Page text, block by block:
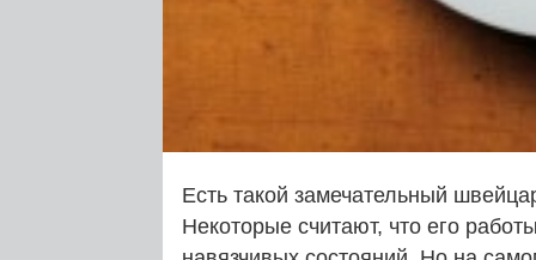
Есть такой замечательный
Некоторые считают, что его